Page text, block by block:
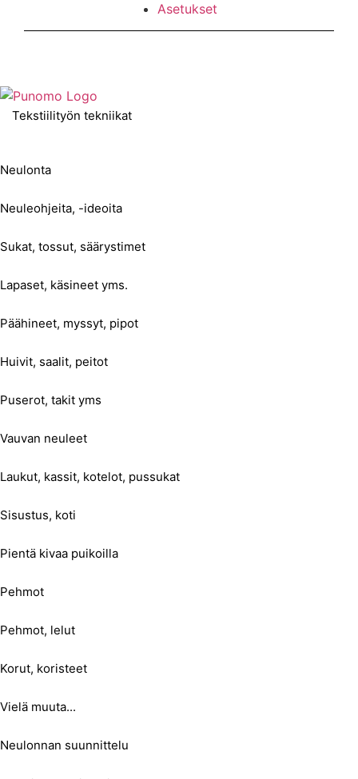
Asetukset
Tekstiilityön tekniikat
Neulonta
Neuleohjeita, -ideoita
Sukat, tossut, säärystimet
Lapaset, käsineet yms.
Päähineet, myssyt, pipot
Huivit, saalit, peitot
Puserot, takit yms
Vauvan neuleet
Laukut, kassit, kotelot, pussukat
Sisustus, koti
Pientä kivaa puikoilla
Pehmot
Pehmot, lelut
Korut, koristeet
Vielä muuta...
Neulonnan suunnittelu